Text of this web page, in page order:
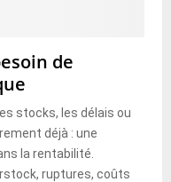
de
stocks, les délais ou
déjà : une
la rentabilité.
ruptures, coûts